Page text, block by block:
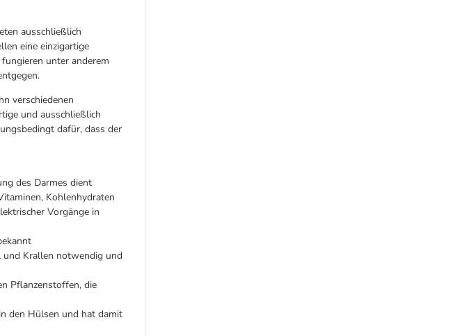
ausschließlich
eine einzigartige
unter anderem
verschiedenen
und ausschließlich
dafür, dass der
des Darmes dient
Kohlenhydraten
Vorgänge in
Krallen notwendig und
Pflanzenstoffen, die
den Hülsen und hat damit